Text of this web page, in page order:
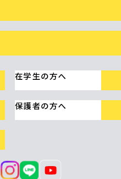
在学生の方へ
保護者の方へ